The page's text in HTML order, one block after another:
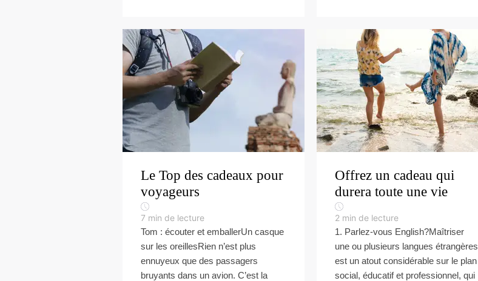
Le Top des cadeaux pour
voyageurs
7 min de lecture
Tom : écouter et emballerUn casque
sur les oreillesRien n’est plus
ennuyeux que des passagers
bruyants dans un avion. C’est la
Offrez un cadeau qui
durera toute une vie
2 min de lecture
1. Parlez-vous English?Maîtriser
une ou plusieurs langues étrangères
est un atout considérable sur le plan
social, éducatif et professionnel, qui